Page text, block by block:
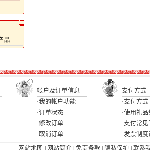
帐户及订单信息
支付方式
·我的帐户功能
·订单状态
·修改订单
·取消订单
·支付方式
·使用礼品
·支付常
·发票制
网站地图
网站简介 免责条款 隐私保护
联系